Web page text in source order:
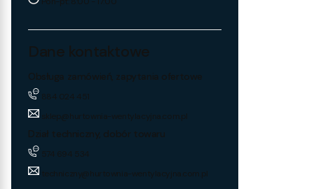
Dane kontaktowe
Obsługa zamówień, zapytania ofertowe
884 024 451
sklep@hurtownia-wentylacyjna.com.pl
Dział techniczny, dobór towaru
574 694 534
techniczny@hurtownia-wentylacyjna.com.pl